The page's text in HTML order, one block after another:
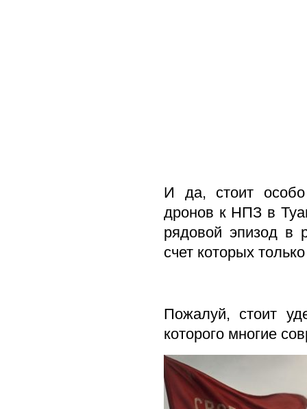
И да, стоит особо
дронов к НПЗ в
рядовой эпизод в
счет которых
Пожалуй, стоит
которого многие